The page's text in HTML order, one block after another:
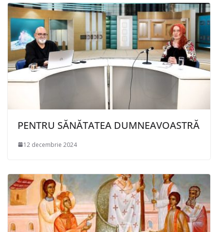
PENTRU SĂNĂTATEA DUMNEAVOASTRĂ
12 decembrie 2024